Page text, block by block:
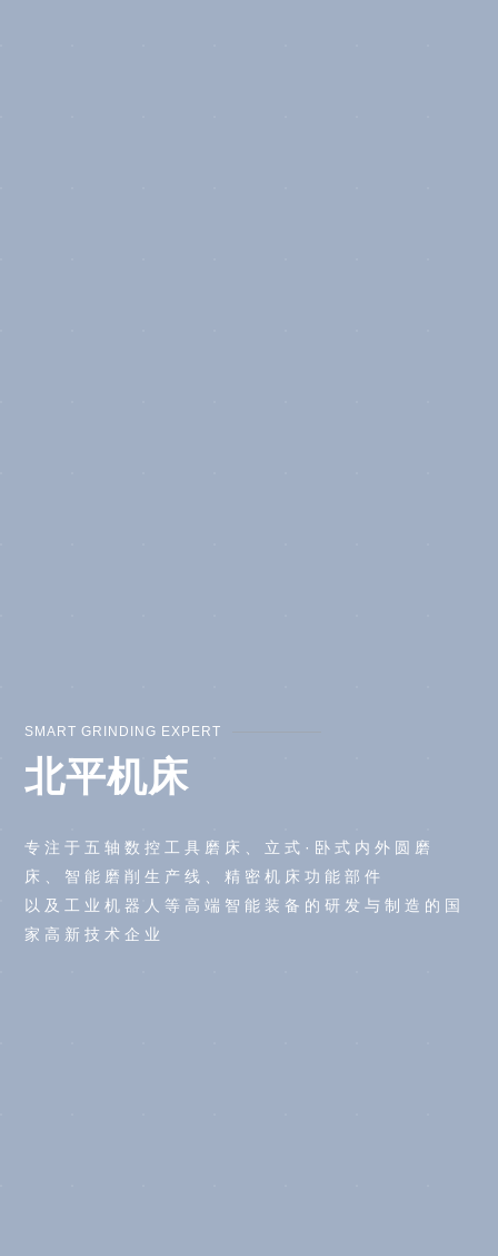
SMART GRINDING EXPERT
北平机床
专注于五轴数控工具磨床、立式·卧式内外圆磨
床、智能磨削生产线、精密机床功能部件
以及工业机器人等高端智能装备的研发与制造的国
家高新技术企业